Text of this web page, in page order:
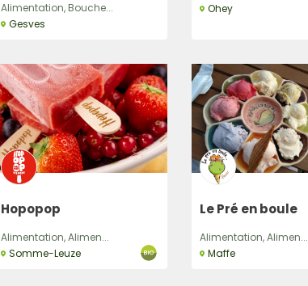
Alimentation, Bouche...
Gesves
Ohey
Hopopop
Alimentation, Alimen...
Somme-Leuze
Le Pré en boule
Alimentation, Alimen...
Maffe